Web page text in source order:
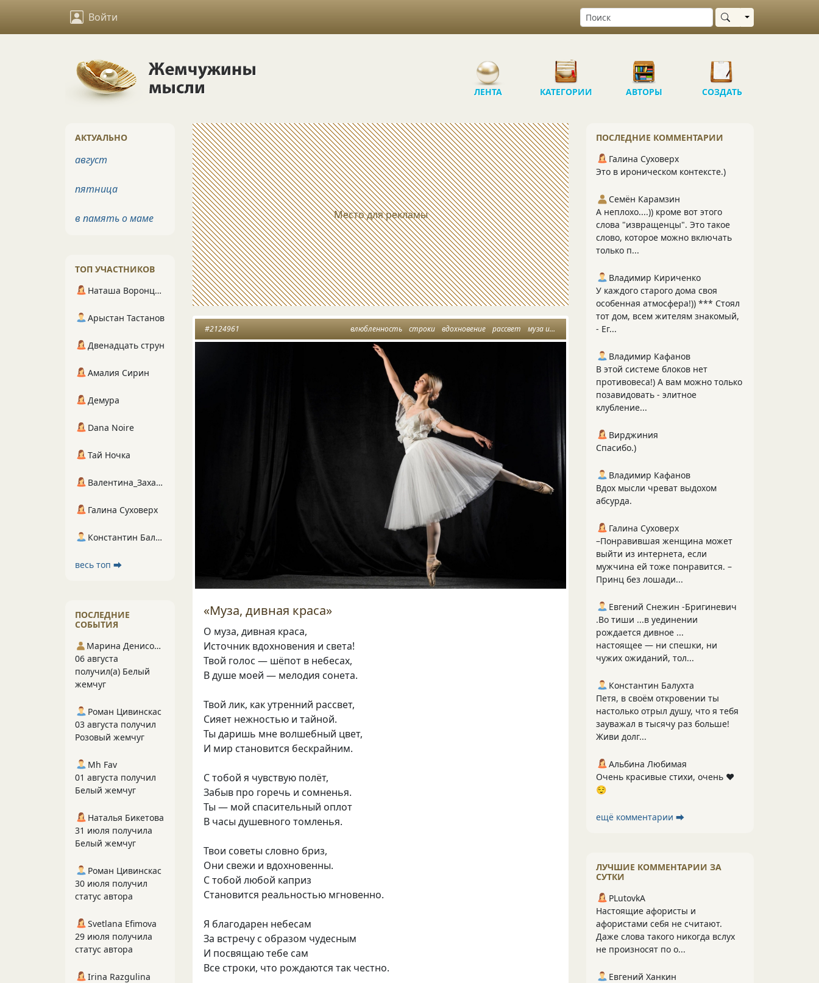
Войти Выбрать область
ЛЕНТА КАТЕГОРИИ АВТОРЫ СОЗДАТЬ
Место для рекламы
влюбленность строки вдохновение рассвет муза и поэт
#2124961
«Муза, дивная краса»
О муза, дивная краса,
Источник вдохновения и света!
Твой голос — шёпот в небесах,
В душе моей — мелодия сонета.
Твой лик, как утренний рассвет,
Сияет нежностью и тайной.
Ты даришь мне волшебный цвет,
И мир становится бескрайним.
С тобой я чувствую полёт,
Забыв про горечь и сомненья.
Ты — мой спасительный оплот
В часы душевного томленья.
Твои советы словно бриз,
Они свежи и вдохновенны.
С тобой любой каприз
Становится реальностью мгновенно.
Я благодарен небесам
За встречу с образом чудесным
И посвящаю тебе сам
Все строки, что рождаются так честно.
ПОСЛЕДНИЕ КОММЕНТАРИИ
Галина Суховерх
Это в ироническом контексте.)
Семён Карамзин
А неплохо....)) кроме вот этого
слова "извращенцы". Это такое
слово, которое можно включать
только п...
Владимир Кириченко
У каждого старого дома своя
особенная атмосфера!)) *** Стоял
тот дом, всем жителям знакомый,
- Ег...
Владимир Кафанов
В этой системе блоков нет
противовеса!) А вам можно только
позавидовать - элитное
клубление...
Вирджиния
Спасибо.)
Владимир Кафанов
Вдох мысли чреват выдохом
абсурда.
Галина Суховерх
–Понравившая женщина может
выйти из интернета, если
мужчина ей тоже понравится. –
Принц без лошади...
Евгений Снежин -Бригиневич
.Во тиши ...в уединении
рождается дивное ...
настоящее — ни спешки, ни
чужих ожиданий, тол...
Константин Балухта
Петя, в своём откровении ты
настолько отрыл душу, что я тебя
зауважал в тысячу раз больше!
Живи долг...
Альбина Любимая
Очень красивые стихи, очень ❤️
😌
ещё комментарии ⮕
ЛУЧШИЕ КОММЕНТАРИИ ЗА
СУТКИ
PLutоvkА
Настоящие афористы и
афористами себя не считают.
Даже слова такого никогда вслух
не произносят по о...
Евгений Ханкин
АКТУАЛЬНО
август
пятница
в память о маме
ТОП УЧАСТНИКОВ
Наташа Воронцова
Арыстан Тастанов
Двенадцать струн
Амалия Сирин
Демура
Dana Noire
Тай Ночка
Валентина_Захарова
Галина Суховерх
Константин Балухта
весь топ ⮕
ПОСЛЕДНИЕ
СОБЫТИЯ
Марина Денисова 5
06 августа
получил(а) Белый
жемчуг
Роман Цивинскас
03 августа получил
Розовый жемчуг
Mh Fav
01 августа получил
Белый жемчуг
Наталья Бикетова
31 июля получила
Белый жемчуг
Роман Цивинскас
30 июля получил
статус автора
Svetlana Efimova
29 июля получила
статус автора
Irina Razgulina